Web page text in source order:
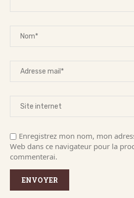
Enregistrez mon nom, mon
Web dans ce navigateur pour la
commenterai.